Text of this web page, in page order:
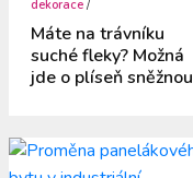
dekorace /
Máte na trávníku
suché fleky? Možná
jde o plíseň sněžnou